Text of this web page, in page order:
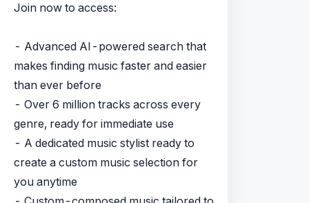
Join now to access:
- Advanced AI-powered search that
makes finding music faster and easier
than ever before
- Over 6 million tracks across every
genre, ready for immediate use
- A dedicated music stylist ready to
create a custom music selection for
you anytime